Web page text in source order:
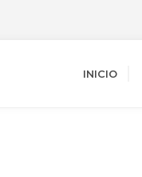
INICIO